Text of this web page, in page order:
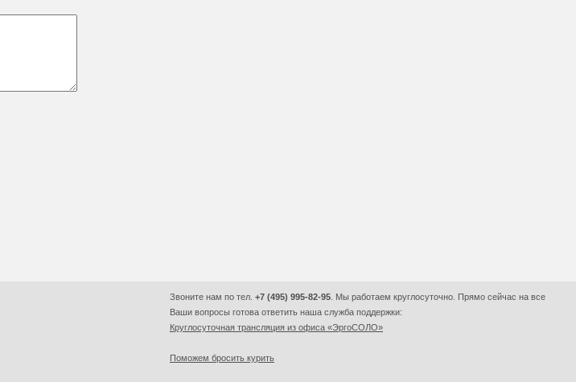
Звоните нам по тел. +7 (495) 995-82-95 . Мы работаем круглосуточно. Прямо сейчас на все
Ваши вопросы готова ответить наша служба поддержки:
Круглосуточная трансляция из офиса «ЭргоСОЛО»
Поможем бросить курить